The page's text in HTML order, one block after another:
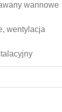
wannowe
wentylacja